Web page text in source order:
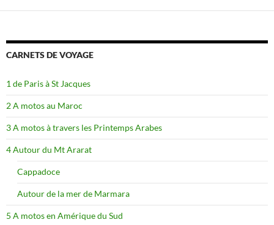
CARNETS DE VOYAGE
1 de Paris à St Jacques
2 A motos au Maroc
3 A motos à travers les Printemps Arabes
4 Autour du Mt Ararat
Cappadoce
Autour de la mer de Marmara
5 A motos en Amérique du Sud